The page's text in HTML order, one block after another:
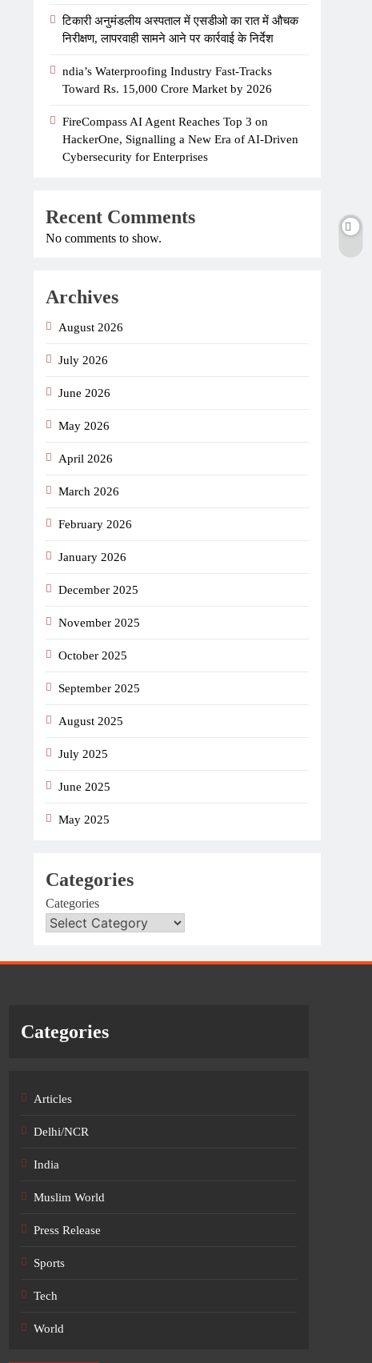
टिकारी अनुमंडलीय अस्पताल में एसडीओ का रात में औचक
निरीक्षण, लापरवाही सामने आने पर कार्रवाई के निर्देश
ndia’s Waterproofing Industry Fast-Tracks
Toward Rs. 15,000 Crore Market by 2026
FireCompass AI Agent Reaches Top 3 on
HackerOne, Signalling a New Era of AI-Driven
Cybersecurity for Enterprises
Recent Comments
No comments to show.
Archives
August 2026
July 2026
June 2026
May 2026
April 2026
March 2026
February 2026
January 2026
December 2025
November 2025
October 2025
September 2025
August 2025
July 2025
June 2025
May 2025
Categories
Categories
Categories
Articles
Delhi/NCR
India
Muslim World
Press Release
Sports
Tech
World